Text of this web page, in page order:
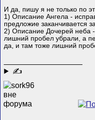
И да, пишу я не только по
1) Описание Ангела -
предложие заканчивается
2) Описание Дочерей неба
лишний пробел убрали, а
да, и там тоже лишний
✍